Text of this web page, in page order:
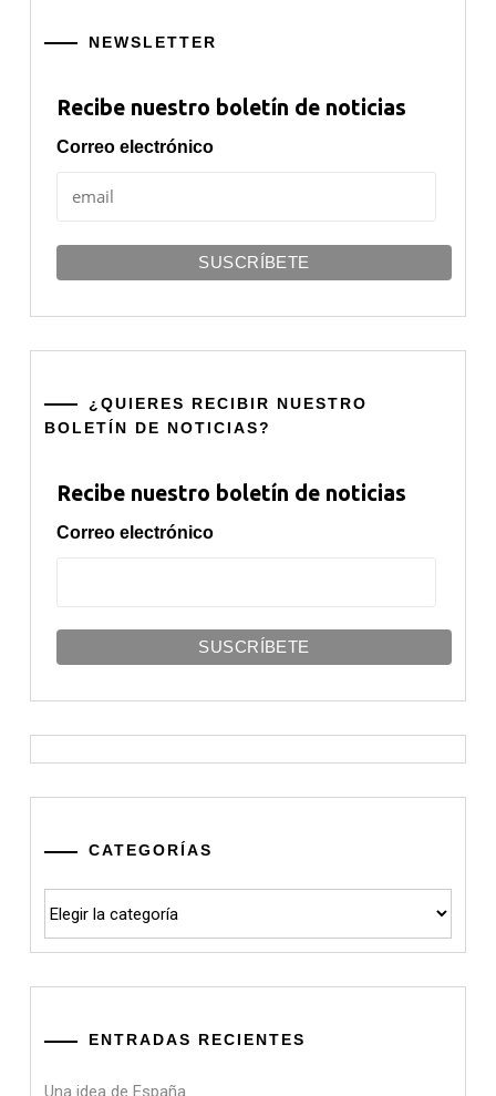
NEWSLETTER
Recibe nuestro boletín de noticias
Correo electrónico
¿QUIERES RECIBIR NUESTRO
BOLETÍN DE NOTICIAS?
Recibe nuestro boletín de noticias
Correo electrónico
CATEGORÍAS
ENTRADAS RECIENTES
Una idea de España